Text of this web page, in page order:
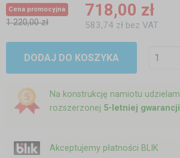
Cena promocyjna
1 220,00 zł
718,00 zł
583,74 zł bez VAT
DODAJ DO KOSZYKA
Na konstrukcję namiotu
rozszerzonej 5-letniej gwarancji
Akceptujemy płatności BLIK